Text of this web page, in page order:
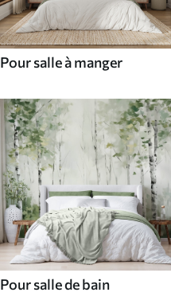
Pour salle à manger
Pour salle de bain